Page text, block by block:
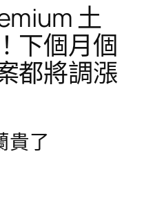
土
下個月個
都將調漲
貴了